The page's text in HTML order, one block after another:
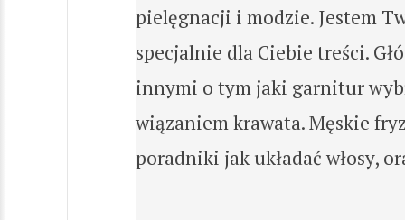
pielęgnacji i modzie. Jestem
specjalnie dla Ciebie treści.
innymi o tym jaki garnitur
wiązaniem krawata. Męskie
poradniki jak układać włosy,